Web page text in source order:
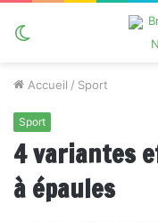
Accueil / Sport
Sport
4 variantes
à épaules